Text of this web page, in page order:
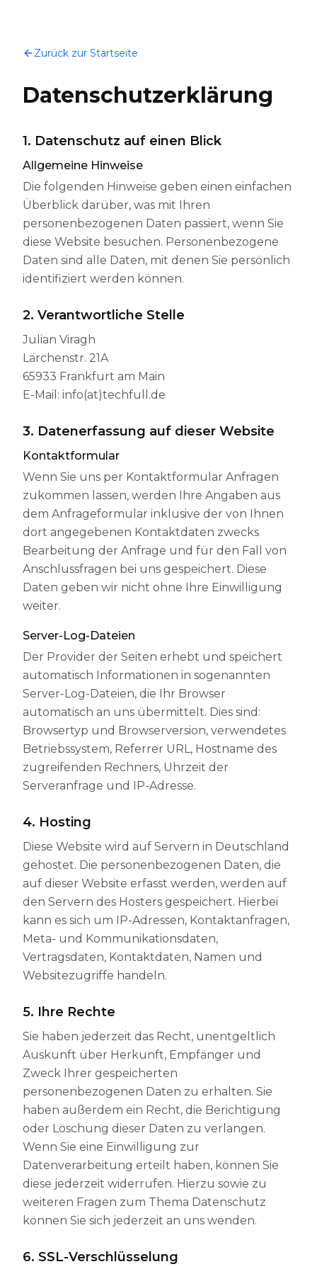
Zurück zur Startseite
Datenschutzerklärung
1. Datenschutz auf einen Blick
Allgemeine Hinweise
Die folgenden Hinweise geben einen einfachen
Überblick darüber, was mit Ihren
personenbezogenen Daten passiert, wenn Sie
diese Website besuchen. Personenbezogene
Daten sind alle Daten, mit denen Sie persönlich
identifiziert werden können.
2. Verantwortliche Stelle
Julian Viragh
Lärchenstr. 21A
65933 Frankfurt am Main
E-Mail: info(at)techfull.de
3. Datenerfassung auf dieser Website
Kontaktformular
Wenn Sie uns per Kontaktformular Anfragen
zukommen lassen, werden Ihre Angaben aus
dem Anfrageformular inklusive der von Ihnen
dort angegebenen Kontaktdaten zwecks
Bearbeitung der Anfrage und für den Fall von
Anschlussfragen bei uns gespeichert. Diese
Daten geben wir nicht ohne Ihre Einwilligung
weiter.
Server-Log-Dateien
Der Provider der Seiten erhebt und speichert
automatisch Informationen in sogenannten
Server-Log-Dateien, die Ihr Browser
automatisch an uns übermittelt. Dies sind:
Browsertyp und Browserversion, verwendetes
Betriebssystem, Referrer URL, Hostname des
zugreifenden Rechners, Uhrzeit der
Serveranfrage und IP-Adresse.
4. Hosting
Diese Website wird auf Servern in Deutschland
gehostet. Die personenbezogenen Daten, die
auf dieser Website erfasst werden, werden auf
den Servern des Hosters gespeichert. Hierbei
kann es sich um IP-Adressen, Kontaktanfragen,
Meta- und Kommunikationsdaten,
Vertragsdaten, Kontaktdaten, Namen und
Websitezugriffe handeln.
5. Ihre Rechte
Sie haben jederzeit das Recht, unentgeltlich
Auskunft über Herkunft, Empfänger und
Zweck Ihrer gespeicherten
personenbezogenen Daten zu erhalten. Sie
haben außerdem ein Recht, die Berichtigung
oder Löschung dieser Daten zu verlangen.
Wenn Sie eine Einwilligung zur
Datenverarbeitung erteilt haben, können Sie
diese jederzeit widerrufen. Hierzu sowie zu
weiteren Fragen zum Thema Datenschutz
können Sie sich jederzeit an uns wenden.
6. SSL-Verschlüsselung